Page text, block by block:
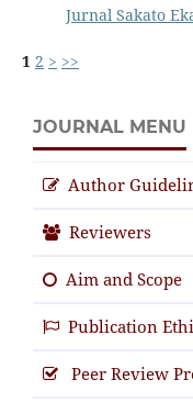
Jurnal Sakato
1 2 > >>
JOURNAL MENU
Author
Reviewers
Aim and Scope
Publication
Peer Review